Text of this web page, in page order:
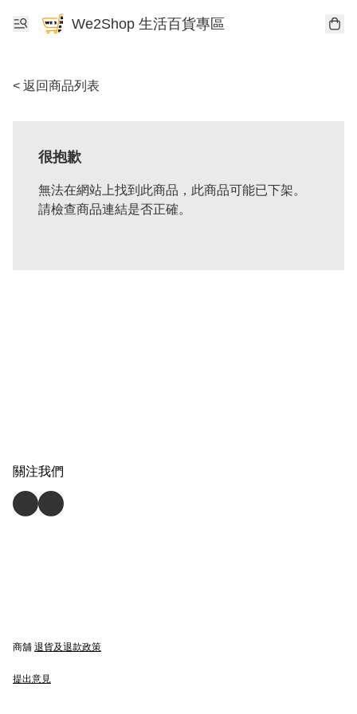
We2Shop 生活百貨專區
< 返回商品列表
很抱歉
無法在網站上找到此商品，此商品可能已下架。
請檢查商品連結是否正確。
關注我們
商舖 退貨及退款政策
提出意見